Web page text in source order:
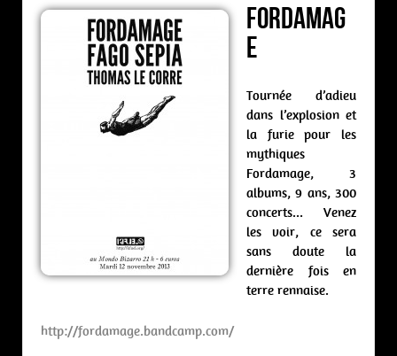
Fordamag
e
Tournée d’adieu
dans l’explosion et
la furie pour les
mythiques
Fordamage, 3
albums, 9 ans, 300
concerts… Venez
les voir, ce sera
sans doute la
dernière fois en
terre rennaise.
http://fordamage.bandcamp.com/